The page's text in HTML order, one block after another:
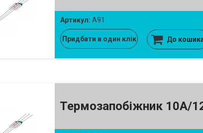
Артикул: A91
Придбати в один клік До
Термозапобіжник 10A/